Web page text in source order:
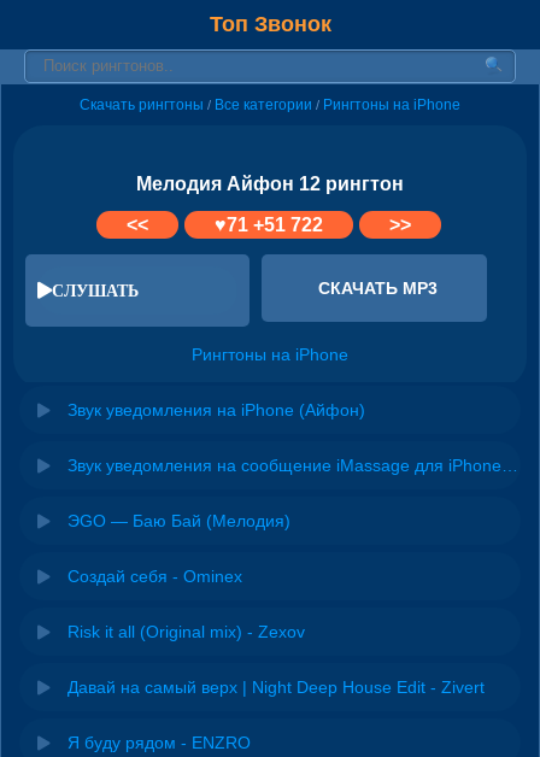
Топ Звонок
Скачать рингтоны / Все категории / Рингтоны на iPhone
Мелодия Айфон 12 рингтон
<<
♥71 +51 722 >>
СЛУШАТЬ СКАЧАТЬ MP3
Рингтоны на iPhone
Звук уведомления на iPhone (Айфон)
ЭGO — Баю Бай (Мелодия)
Создай себя - Ominex
Risk it all (Original mix) - Zexov
Давай на самый верх | Night Deep House Edit - Zivert
Я буду рядом - ENZRO